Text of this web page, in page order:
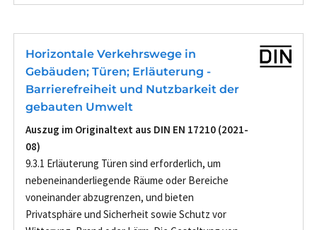
Horizontale Verkehrswege in
Gebäuden; Türen; Erläuterung -
Barrierefreiheit und Nutzbarkeit der
gebauten Umwelt
Auszug im Originaltext aus DIN EN 17210 (2021-
08)
9.3.1 Erläuterung Türen sind erforderlich, um
nebeneinanderliegende Räume oder Bereiche
voneinander abzugrenzen, und bieten
Privatsphäre und Sicherheit sowie Schutz vor